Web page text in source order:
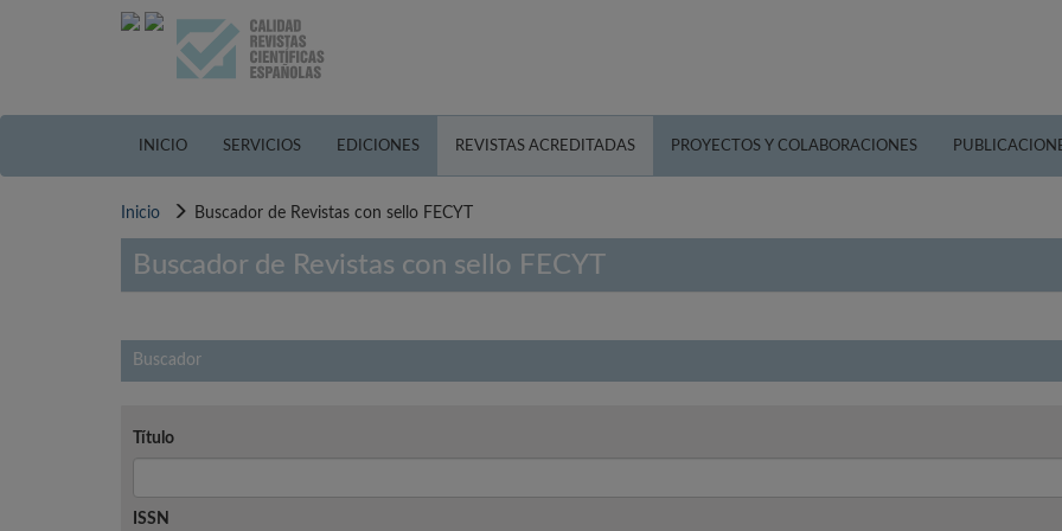
INICIO SERVICIOS EDICIONES REVISTAS ACREDITADAS PROYECTOS Y COLABORACIONES
Inicio Buscador de Revistas con sello FECYT
Buscador de Revistas con sello FECYT
Buscador
Título
ISSN